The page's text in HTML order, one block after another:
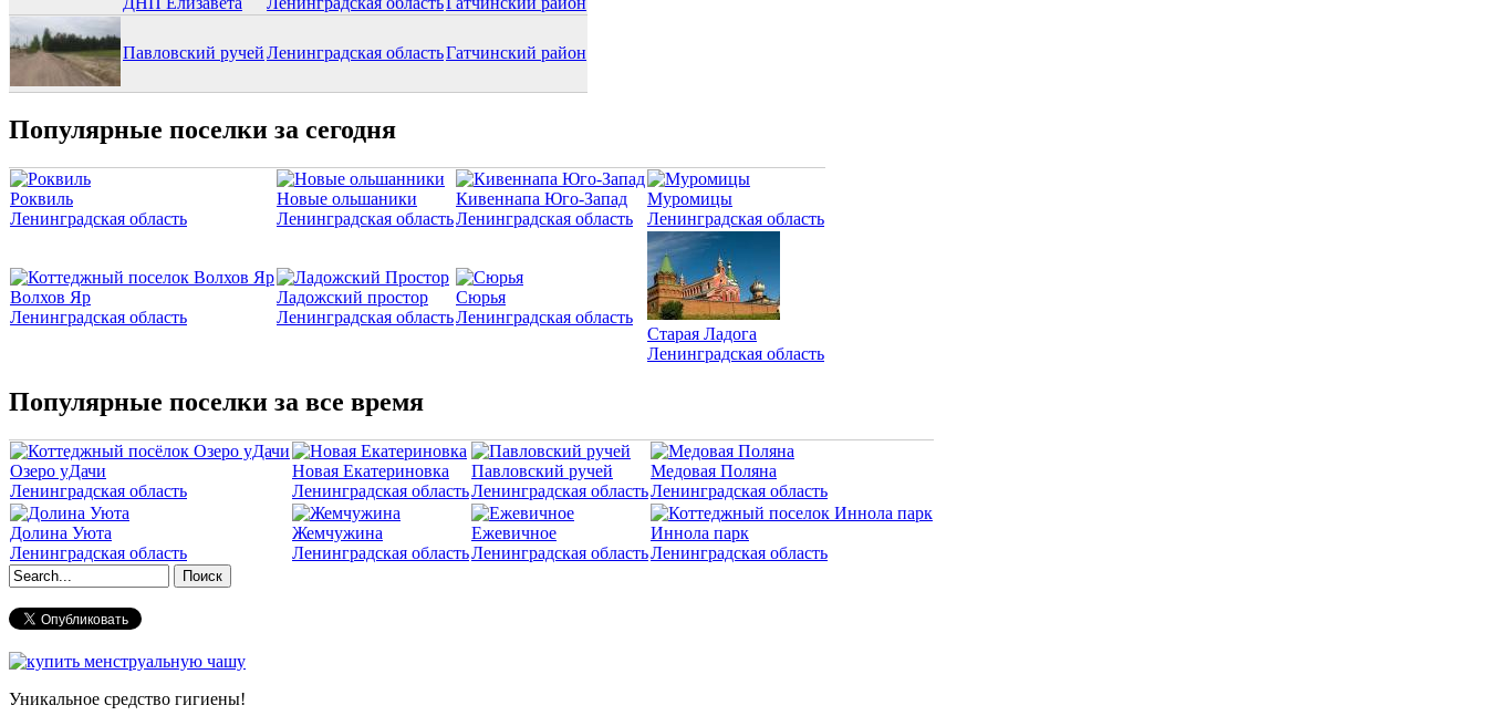
Павловский ручейЛенинградская областьГатчинский район
Популярные поселки за сегодня
Роквиль
Ленинградская область
Новые ольшаники
Ленинградская область
Кивеннапа Юго-Запад
Ленинградская область
Муромицы
Ленинградская область
Волхов Яр
Ленинградская область
Ладожский простор
Ленинградская область
Сюрья
Ленинградская область
Старая Ладога
Ленинградская область
Популярные поселки за все время
Озеро уДачи
Ленинградская область
Новая Екатериновка
Ленинградская область
Павловский ручей
Ленинградская область
Медовая Поляна
Ленинградская область
Долина Уюта
Ленинградская область
Жемчужина
Ленинградская область
Ежевичное
Ленинградская область
Иннола парк
Ленинградская область
Форма поиска
Уникальное средство гигиены!